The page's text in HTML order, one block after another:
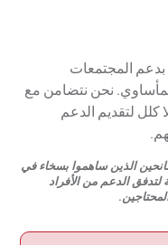
المجتمعات
نحن نتضامن مع
كلل لتقديم الدعم
الذين ساهموا بسخاء في
لتدفق الدعم من الأفراد